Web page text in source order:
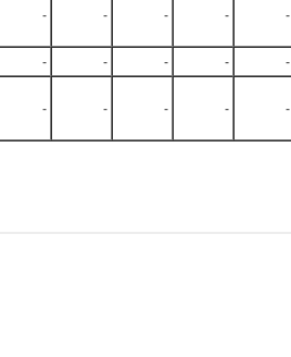
- - - - -
- - - - -
- - - - -